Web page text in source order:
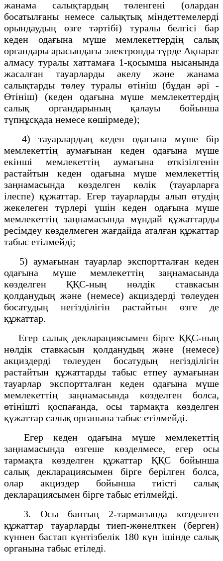
жанама салықтардың төленгені (олардан
босатылғаны немесе салықтық міндеттемелерді
орындаудың өзге тәртібі) туралы белгісі бар
кеден одағына мүше мемлекеттердің салық
органдары арасындағы электронды түрде Ақпарат
алмасу туралы хаттамаға 1-қосымша нысанында
жасалған тауарларды әкелу және жанама
салықтарды төлеу туралы өтініш (бұдан әрі -
Өтініш) (кеден одағына мүше мемлекеттердің
салық органдарының қалауы бойынша
түпнұсқада немесе көшірмеде);
4) тауарлардың кеден одағына мүше бір
мемлекеттің аумағынан кеден одағына мүше
екінші мемлекеттің аумағына өткізілгенін
растайтын кеден одағына мүше мемлекеттің
заңнамасында көзделген көлік (тауарларға
ілеспе) құжаттар. Егер тауарларды алып өтудің
жекелеген түрлері үшін кеден одағына мүше
мемлекеттің заңнамасында мұндай құжаттарды
ресімдеу көзделмеген жағдайда аталған құжаттар
табыс етілмейді;
5) аумағынан тауарлар экспортталған кеден
одағына мүше мемлекеттің заңнамасында
көзделген ҚҚС-ның нөлдік ставкасын
қолданудың және (немесе) акциздерді төлеуден
босатудың негізділігін растайтын өзге де
құжаттар.
Егер салық декларациясымен бірге ҚҚС-ның
нөлдік ставкасын қолданудың және (немесе)
акциздерді төлеуден босатудың негізділігін
растайтын құжаттарды табыс етпеу аумағынан
тауарлар экспортталған кеден одағына мүше
мемлекеттің заңнамасында көзделген болса,
өтінішті қоспағанда, осы тармақта көзделген
құжаттар салық органына табыс етілмейді.
Егер кеден одағына мүше мемлекеттің
заңнамасында өзгеше көзделмесе, егер осы
тармақта көзделген құжаттар ҚҚС бойынша
салық декларациясымен бірге берілген болса,
олар акциздер бойынша тиісті салық
декларациясымен бірге табыс етілмейді.
3. Осы баптың 2-тармағында көзделген
құжаттар тауарларды тиеп-жөнелткен (берген)
күннен бастап күнтізбелік 180 күн ішінде салық
органына табыс етіледі.